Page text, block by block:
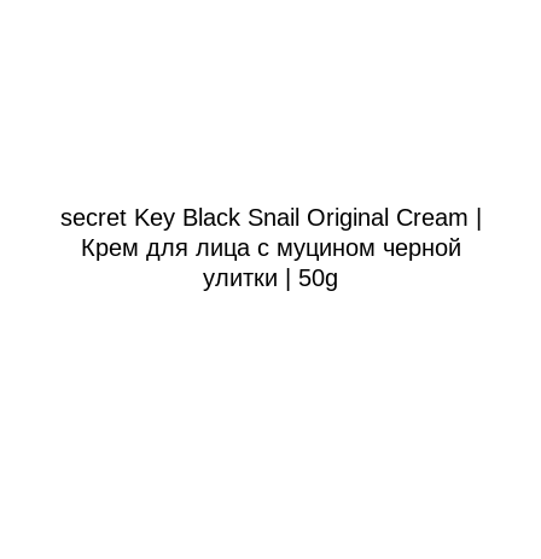
secret Key Black Snail Original Cream |
Крем для лица с муцином черной
улитки | 50g